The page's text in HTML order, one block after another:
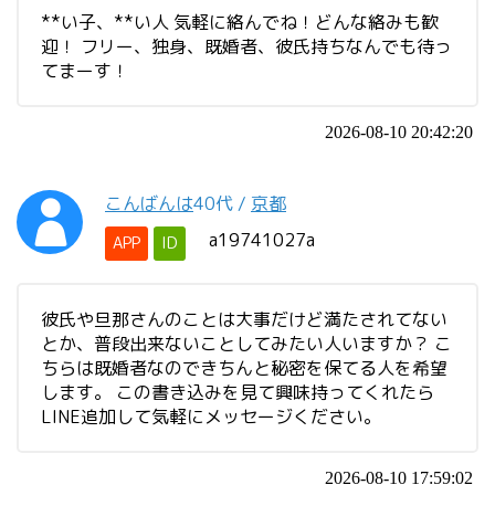
**い子、**い人 気軽に絡んでね！どんな絡みも歓
迎！ フリー、独身、既婚者、彼氏持ちなんでも待っ
てまーす！
2026-08-10 20:42:20
こんばんは40代 / 京都
APP ID a19741027a
彼氏や旦那さんのことは大事だけど満たされてない
とか、普段出来ないことしてみたい人いますか？ こ
ちらは既婚者なのできちんと秘密を保てる人を希望
します。 この書き込みを見て興味持ってくれたら
LINE追加して気軽にメッセージください。
2026-08-10 17:59:02